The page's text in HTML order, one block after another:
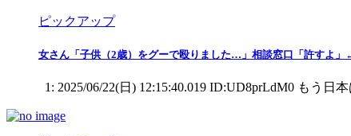
ピックアップ
女さん「子供（2歳）をグーで殴りました…」相談窓口「許すよ」
1: 2025/06/22(日) 12:15:40.019 ID:UD8prLdM0 もう